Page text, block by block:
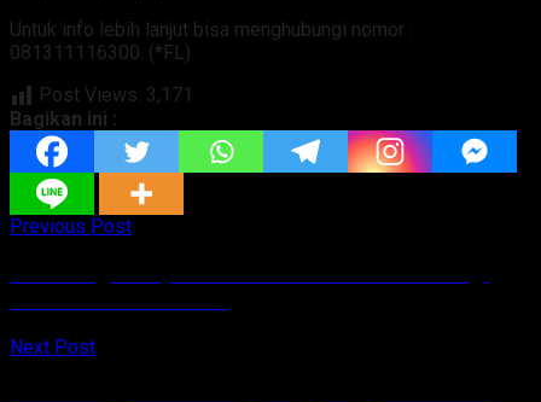
Untuk info lebih lanjut bisa menghubungi nomor :
081311116300. (*FL)
Post Views: 3,171
Bagikan ini :
Previous Post
Next Post